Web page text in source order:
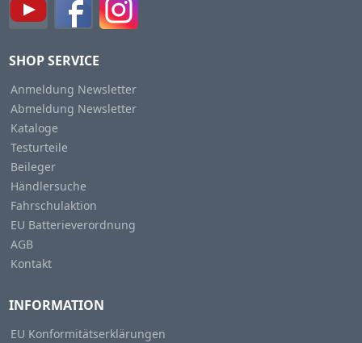
SHOP SERVICE
Anmeldung Newsletter
Abmeldung Newsletter
Kataloge
Testurteile
Beileger
Händlersuche
Fahrschulaktion
EU Batterieverordnung
AGB
Kontakt
INFORMATION
EU Konformitätserklärungen